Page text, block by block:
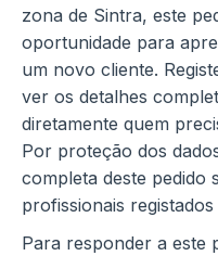
zona de Sintra, este
oportunidade para
um novo cliente.
ver os detalhes
diretamente quem
Por proteção dos
completa deste pedido
profissionais
Para responder a este